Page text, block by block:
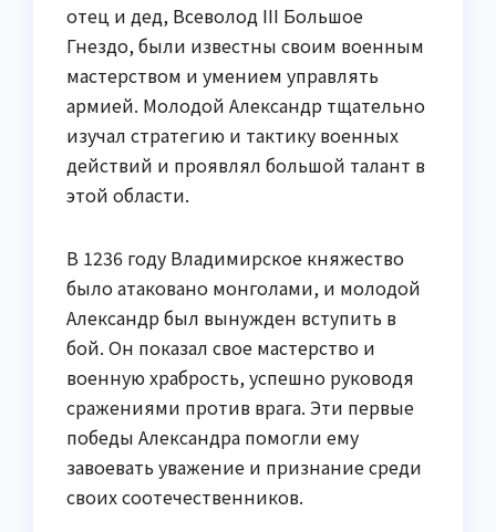
отец и дед, Всеволод III Большое
Гнездо, были известны своим военным
мастерством и умением управлять
армией. Молодой Александр тщательно
изучал стратегию и тактику военных
действий и проявлял большой талант в
этой области.
В 1236 году Владимирское княжество
было атаковано монголами, и молодой
Александр был вынужден вступить в
бой. Он показал свое мастерство и
военную храбрость, успешно руководя
сражениями против врага. Эти первые
победы Александра помогли ему
завоевать уважение и признание среди
своих соотечественников.